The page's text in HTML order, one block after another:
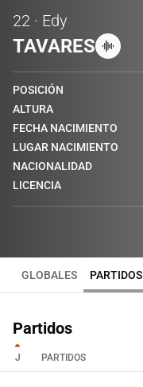
22 · Edy
TAVARES
POSICIÓN
ALTURA
FECHA NACIMIENTO
LUGAR NACIMIENTO
NACIONALIDAD
LICENCIA
GLOBALES PARTIDOS
Partidos
J PARTIDOS